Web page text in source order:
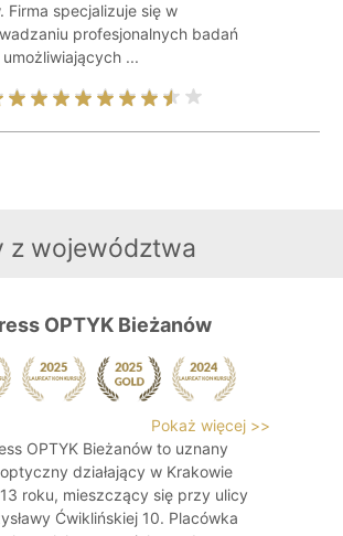
Firma specjalizuje się w
profesjonalnych badań
...
z województwa
OPTYK Bieżanów
Pokaż więcej >>
OPTYK Bieżanów to uznany
działający w Krakowie
roku, mieszczący się przy ulicy
Ćwiklińskiej 10. Placówka